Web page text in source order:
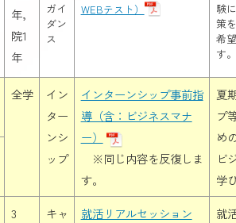
年，
院1
年
ガイ
ダン
ス
WEBテスト）
験
策
希
す。
全学
イン
ター
ンシ
ップ
インターンシップ事前指
導（含：ビジネスマナ
ー）
※同じ内容を反復しま
す。
夏
プ
め
ビ
学
3
キャ
就活リアルセッション
就